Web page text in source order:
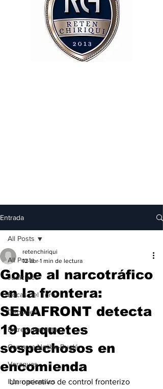
Entrada
All Posts
Judiciales
Bocas del Toro
Deportes
Entretenimiento
Comarca Ngäbe-Buglé
Veraguas
Internacionales
All Posts
Golpe al narcotráfico
en la frontera:
SENAFRONT detecta
19 paquetes
sospechosos en
encomienda
retenchiriqui
12 abr 1 min de lectura
Un operativo de control fronterizo